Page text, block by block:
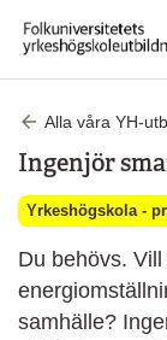
Alla våra YH-
Ingenjör
Yrkeshögskola -
Du behövs.
samhälle?